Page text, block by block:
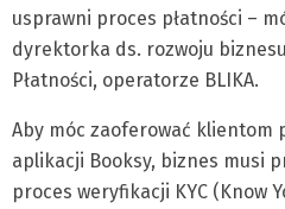
usprawni proces płatności –
dyrektorka ds. rozwoju
Płatności, operatorze BLIKA.
Aby móc zaoferować klientom
aplikacji Booksy, biznes musi
proces weryfikacji KYC (Know